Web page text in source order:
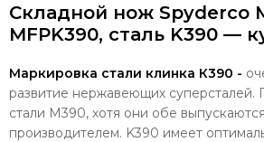
Складной нож Spyderco
MFPK390, сталь K390 —
Маркировка стали клинка К390 -
развитие нержавеющих суперсталей.
стали M390, хотя они обе
производителем. K390 имеет